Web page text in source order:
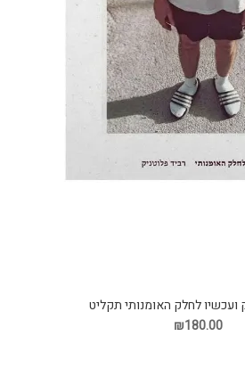
ועכשיו לחלק האומנותי תקליט
₪180.00